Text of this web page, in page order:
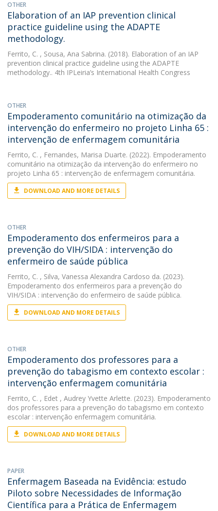
OTHER
Elaboration of an IAP prevention clinical
practice guideline using the ADAPTE
methodology.
Ferrito, C. , Sousa, Ana Sabrina. (2018). Elaboration of an IAP
prevention clinical practice guideline using the ADAPTE
methodology.. 4th IPLeiria’s International Health Congress
OTHER
Empoderamento comunitário na otimização da
intervenção do enfermeiro no projeto Linha 65 :
intervenção de enfermagem comunitária
Ferrito, C. , Fernandes, Marisa Duarte. (2022). Empoderamento
comunitário na otimização da intervenção do enfermeiro no
projeto Linha 65 : intervenção de enfermagem comunitária.
DOWNLOAD AND MORE DETAILS
OTHER
Empoderamento dos enfermeiros para a
prevenção do VIH/SIDA : intervenção do
enfermeiro de saúde pública
Ferrito, C. , Silva, Vanessa Alexandra Cardoso da. (2023).
Empoderamento dos enfermeiros para a prevenção do
VIH/SIDA : intervenção do enfermeiro de saúde pública.
DOWNLOAD AND MORE DETAILS
OTHER
Empoderamento dos professores para a
prevenção do tabagismo em contexto escolar :
intervenção enfermagem comunitária
Ferrito, C. , Edet , Audrey Yvette Arlette. (2023). Empoderamento
dos professores para a prevenção do tabagismo em contexto
escolar : intervenção enfermagem comunitária.
DOWNLOAD AND MORE DETAILS
PAPER
Enfermagem Baseada na Evidência: estudo
Piloto sobre Necessidades de Informação
Científica para a Prática de Enfermagem